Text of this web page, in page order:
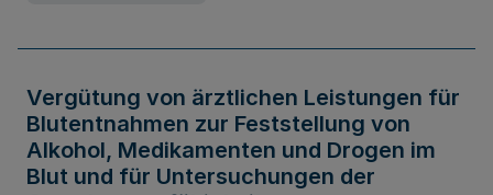
Vergütung von ärztlichen Leistungen für
Blutentnahmen zur Feststellung von
Alkohol, Medikamenten und Drogen im
Blut und für Untersuchungen der